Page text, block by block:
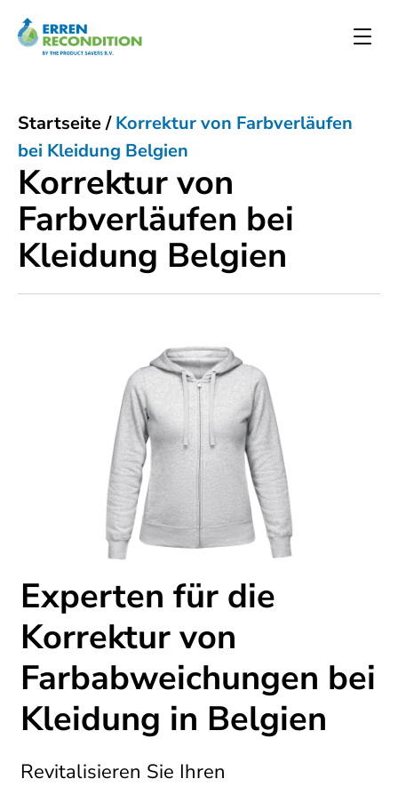
Korrektur von
Farbverläufen bei
Kleidung Belgien
Startseite/Korrektur von Farbverläufen
bei Kleidung Belgien
Experten für die
Korrektur von
Farbabweichungen bei
Kleidung in Belgien
Revitalisieren Sie Ihren